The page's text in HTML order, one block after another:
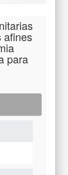
afines
para